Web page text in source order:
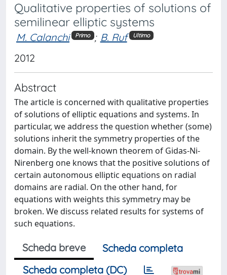
Qualitative properties of solutions of
semilinear elliptic systems
M. Calanchi Primo ; B. Ruf Ultimo
2012
Abstract
The article is concerned with qualitative properties
of solutions of elliptic equations and systems. In
particular, we address the question whether (some)
solutions inherit the symmetry properties of the
domain. By the well-known theorem of Gidas-Ni-
Nirenberg one knows that the positive solutions of
certain autonomous elliptic equations on radial
domains are radial. On the other hand, for
equations with weights this symmetry may be
broken. We discuss related results for systems of
such equations.
Scheda breve
Scheda completa
Scheda completa (DC)